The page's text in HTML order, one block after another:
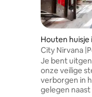
Houten huisje
City Nirvana
geniet
Je bent
onze veilige
verborgen in
gelegen